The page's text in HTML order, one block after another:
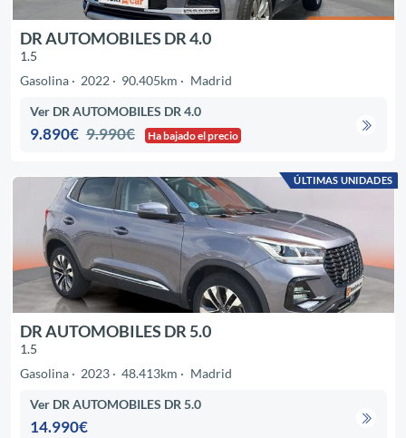
DR AUTOMOBILES DR 4.0
1.5
Gasolina
2022 90.405km Madrid
Ver DR AUTOMOBILES DR 4.0
9.890€ 9.990€ Ha bajado el precio
ÚLTIMAS UNIDADES
DR AUTOMOBILES DR 5.0
1.5
Gasolina
2023 48.413km Madrid
Ver DR AUTOMOBILES DR 5.0
14.990€